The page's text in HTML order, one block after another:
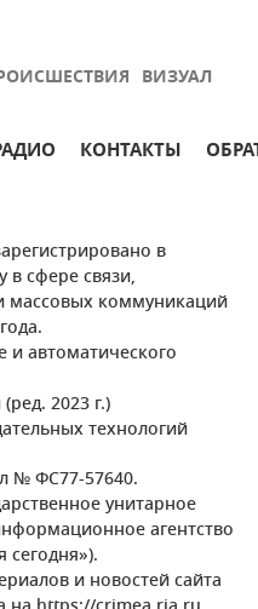
ВИЗУАЛ
КОНТАКТЫ
в
в сфере связи,
массовых коммуникаций
и автоматического
2023 г.)
технологий
№ ФС77-57640.
унитарное
агентство
и новостей сайта